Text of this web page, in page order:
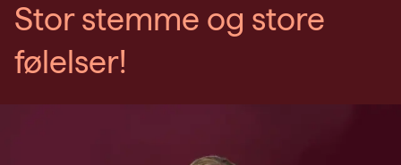
Stor stemme og store
følelser!